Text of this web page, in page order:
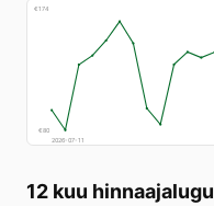
€174
€80
2026-07-11
12 kuu hinnaajalugu